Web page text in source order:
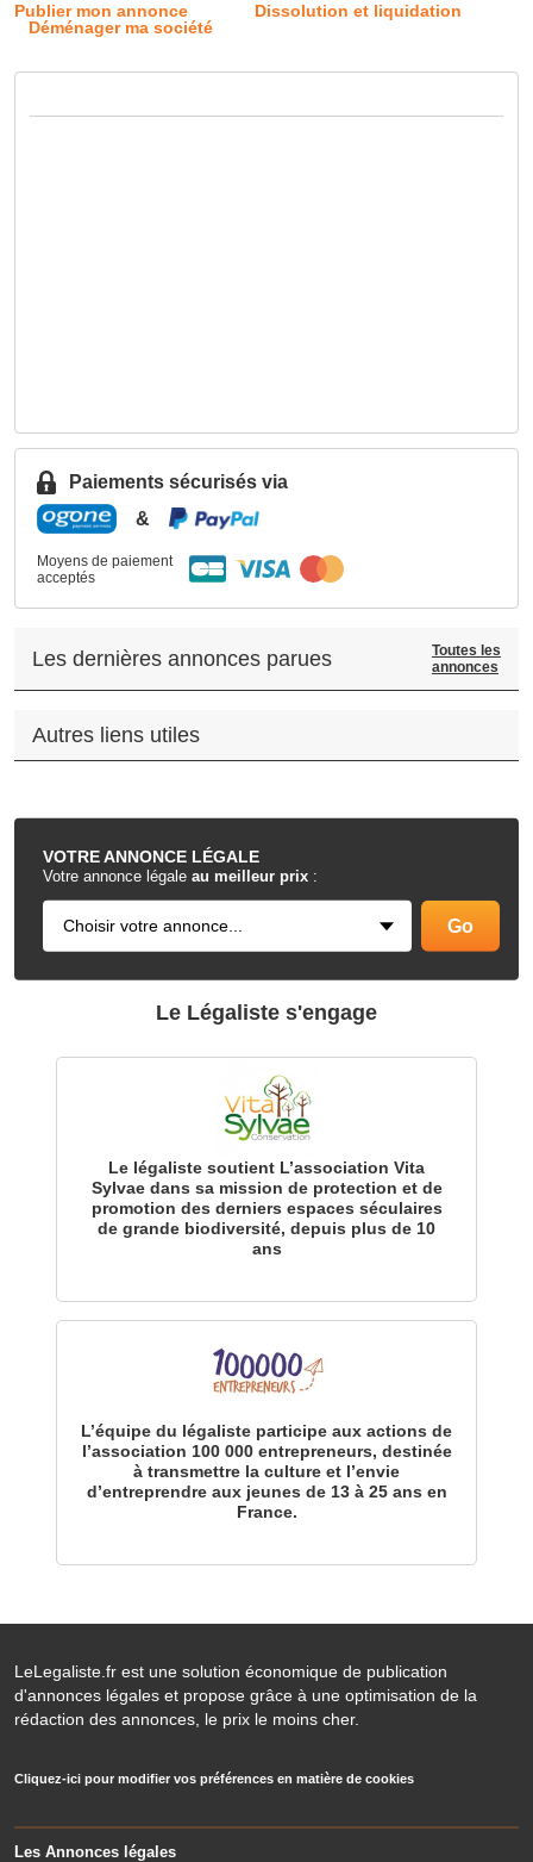
Publier mon annonce
Dissolution et liquidation
Déménager ma société
VOTREANNONCE LÉGALE
Votre annonce légale au meilleur prix :
Paiements sécurisés via
&
Moyens de paiement
acceptés
Les dernières annonces parues
Toutes les
annonces
Autres liens utiles
.
Le Légaliste s'engage
Le légaliste soutient L’association Vita
Sylvae dans sa mission de protection et de
promotion des derniers espaces séculaires
de grande biodiversité, depuis plus de 10
ans
L’équipe du légaliste participe aux actions de
l’association 100 000 entrepreneurs, destinée
à transmettre la culture et l’envie
d’entreprendre aux jeunes de 13 à 25 ans en
France.
LeLegaliste.fr est une solution économique de publication
d'annonces légales et propose grâce à une optimisation de la
rédaction des annonces, le prix le moins cher.
Cliquez-ici pour modifier vos préférences en matière de cookies
Les Annonces légales